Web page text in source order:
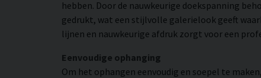
hebben. Door de nauwkeurige doekspanning
gedrukt, wat een stijlvolle galerielook geeft
lijnen en nauwkeurige afdruk zorgt voor een
Eenvoudige ophanging
Om het ophangen eenvoudig en soepel te